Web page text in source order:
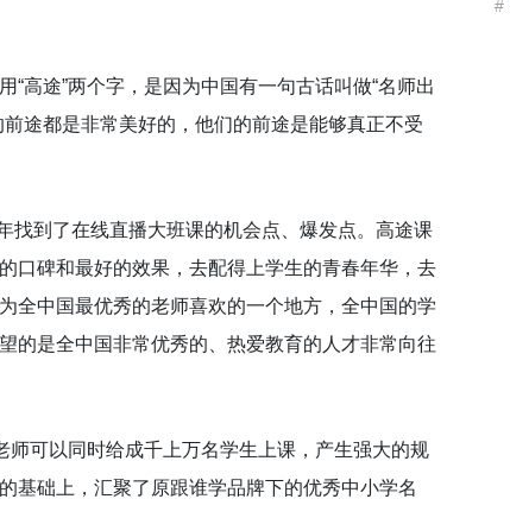
高途”两个字，是因为中国有一句古话叫做“名师出
途都是非常美好的，他们的前途是能够真正不受
找到了在线直播大班课的机会点、爆发点。高途课
口碑和最好的效果，去配得上学生的青春年华，去
全中国最优秀的老师喜欢的一个地方，全中国的学
的是全中国非常优秀的、热爱教育的人才非常向往
师可以同时给成千上万名学生上课，产生强大的规
基础上，汇聚了原跟谁学品牌下的优秀中小学名